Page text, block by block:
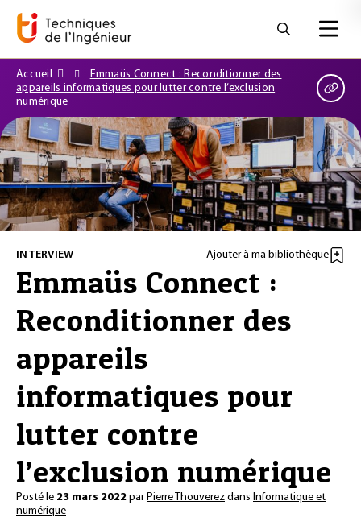
Accueil
Emmaüs Connect : Reconditionner des
appareils informatiques pour lutter contre l’exclusion
numérique
INTERVIEW Ajouter à ma bibliothèque
Emmaüs Connect :
Reconditionner des
appareils
informatiques pour
lutter contre
l’exclusion numérique
Posté le 23 mars 2022 par Pierre Thouverez dans Informatique et
numérique